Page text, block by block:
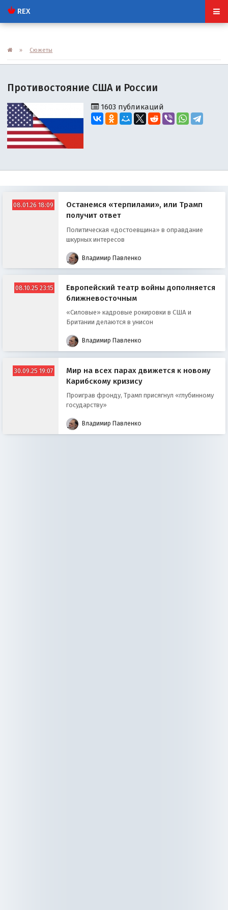
REX
» Сюжеты
Противостояние США и России
1603 публикаций
08.01.26 18:09
Останемся «терпилами», или Трамп
получит ответ
Политическая «достоевщина» в оправдание
шкурных интересов
Владимир Павленко
08.10.25 23:15
Европейский театр войны дополняется
ближневосточным
«Силовые» кадровые рокировки в США и
Британии делаются в унисон
Владимир Павленко
30.09.25 19:07
Мир на всех парах движется к новому
Карибскому кризису
Проиграв фронду, Трамп присягнул «глубинному
государству»
Владимир Павленко